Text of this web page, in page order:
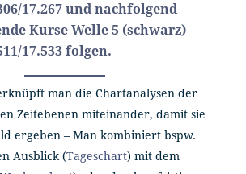
17.267 und nachfolgend
Kurse Welle 5 (schwarz)
17.533 folgen.
man die Chartanalysen der
Zeitebenen miteinander, damit sie
ergeben – Man kombiniert bspw.
Ausblick (Tageschart) mit dem